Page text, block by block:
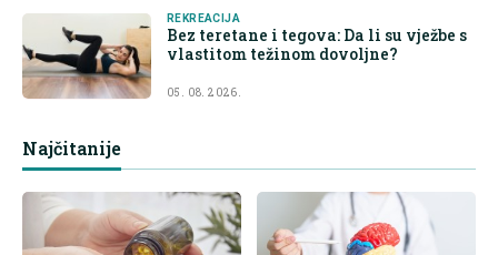
REKREACIJA
Bez teretane i tegova: Da li su vježbe s
vlastitom težinom dovoljne?
05. 08. 2026.
Najčitanije